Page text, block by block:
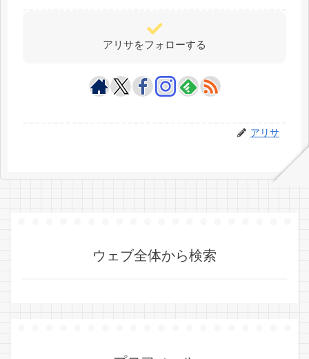
アリサをフォローする
アリサ
ウェブ全体から検索